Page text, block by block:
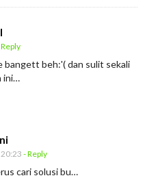
bangett beh:'( dan sulit sekali
ini…
- Reply
cari solusi bu…